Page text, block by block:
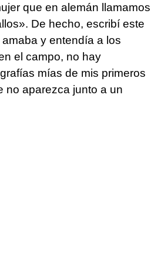
que en alemán llamamos
De hecho, escribí este
y entendía a los
el campo, no hay
mías de mis primeros
no aparezca junto a un